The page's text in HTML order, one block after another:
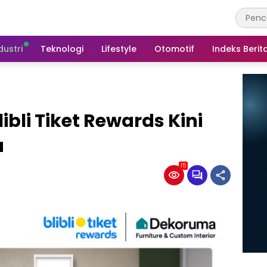
Teknologi Lifestyle Otomotif Indeks
Tiket Rewards Kini
15